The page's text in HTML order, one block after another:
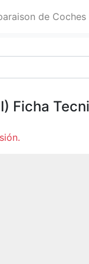
de Coches
Ficha